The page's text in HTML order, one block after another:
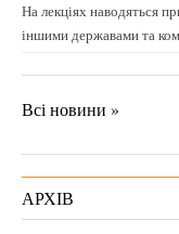
На лекціях наводяться
іншими державами та
Всі новини »
АРХІВ